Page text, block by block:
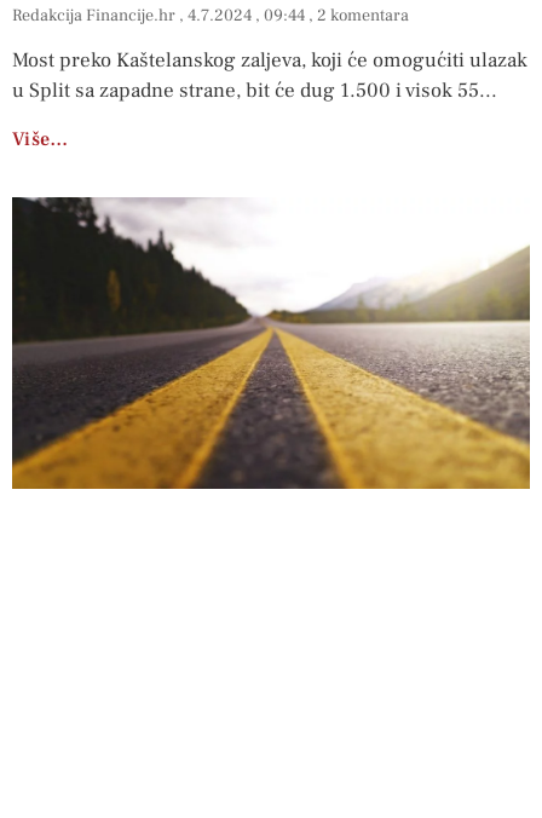
Redakcija Financije.hr 4.7.2024 09:44 2 komentara
Most preko Kaštelanskog zaljeva, koji će omogućiti ulazak
u Split sa zapadne strane, bit će dug 1.500 i visok 55
Više…